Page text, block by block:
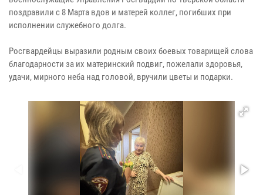
поздравили с 8 Марта вдов и матерей коллег, погибших при
исполнении служебного долга.
Росгвардейцы выразили родным своих боевых товарищей слова
благодарности за их материнский подвиг, пожелали здоровья,
удачи, мирного неба над головой, вручили цветы и подарки.